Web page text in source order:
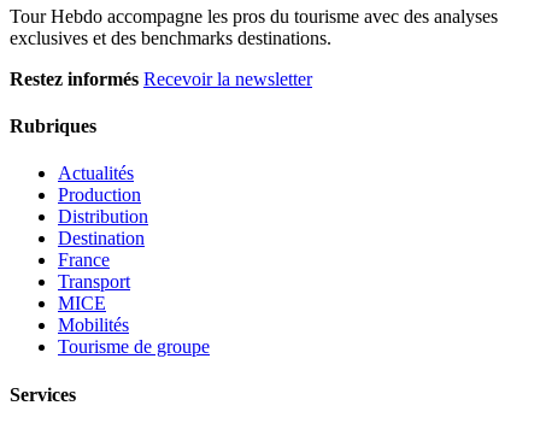
Tour Hebdo accompagne les pros du tourisme avec des analyses
exclusives et des benchmarks destinations.
Restez informés Recevoir la newsletter
Rubriques
Actualités
Production
Distribution
Destination
France
Transport
MICE
Mobilités
Tourisme de groupe
Services